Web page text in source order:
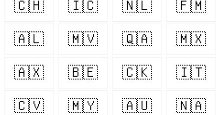
🇨🇭 🇮🇨 🇳🇱 🇫🇲
🇦🇱 🇲🇻 🇶🇦 🇲🇽
🇦🇽 🇧🇪 🇨🇰 🇮🇹
🇨🇻 🇲🇾 🇦🇺 🇳🇦